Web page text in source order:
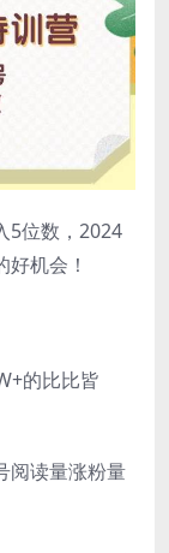
5位数，2024
机会！
的比比皆
阅读量涨粉量